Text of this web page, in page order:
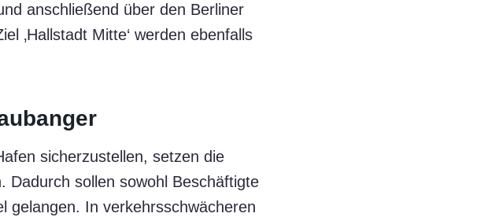
anschließend über den Berliner
‚Hallstadt Mitte‘ werden ebenfalls
sicherzustellen, setzen die
Dadurch sollen sowohl Beschäftigte
gelangen. In verkehrsschwächeren